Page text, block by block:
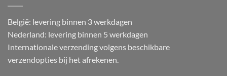
België: levering binnen 3 werkdagen
Nederland: levering binnen 5 werkdagen
Internationale verzending volgens beschikbare
verzendopties bij het afrekenen.